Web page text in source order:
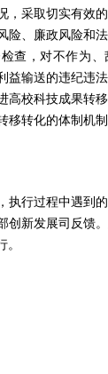
，采取切实有效
险、廉政风险和
查，对不作为
益输送的违纪违
高校科技成果转
移转化的体制机
执行过程中遇到
创新发展司反馈